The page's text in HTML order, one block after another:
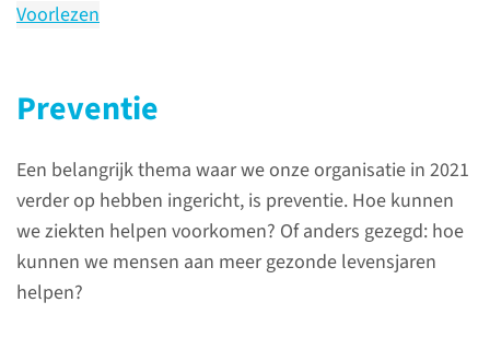
Voorlezen
Preventie
Een belangrijk thema waar we onze organisatie in 2021
verder op hebben ingericht, is preventie. Hoe kunnen
we ziekten helpen voorkomen? Of anders gezegd: hoe
kunnen we mensen aan meer gezonde levensjaren
helpen?
in 2021
Over het Radboudumc
Onze impact in 2021
Onze impact voor de maatschappij